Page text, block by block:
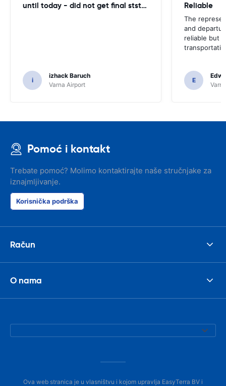
until today - did not get final ststemant of the rent !!
i
izhack Baruch
Varna Airport
Reliable
The
and
reliable but
E
Pomoć i kontakt
Trebate pomoć? Molimo kontaktirajte naše stručnjake za
iznajmljivanje.
Korisnička podrška
Račun
O nama
Ova web stranica je u vlasništvu i kojom upravlja EasyTerra BV i